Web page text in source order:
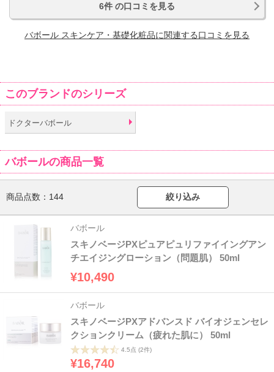
6件 の口コミを見る
バボール スキンケア・基礎化粧品に関連する口コミを見る
このブランドのシリーズ
ドクターバボール
バボールの商品一覧
商品点数： 144 絞り込み
バボール
スキノベージPXピュアピュリファイイングアン
チエイジングローション（問題肌） 50ml
¥10,490
バボール
スキノベージPXアドバンスド バイオジェンセレ
クションクリーム（疲れた肌に） 50ml
4.5点 (2件)
¥16,740